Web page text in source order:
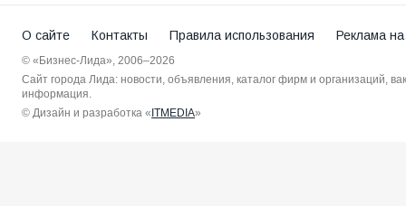
О сайте Контакты Правила использования Реклама
© «Бизнес-Лида», 2006–2026
Сайт города Лида: новости, объявления, каталог фирм и организаций,
информация.
© Дизайн и разработка «ITMEDIA»